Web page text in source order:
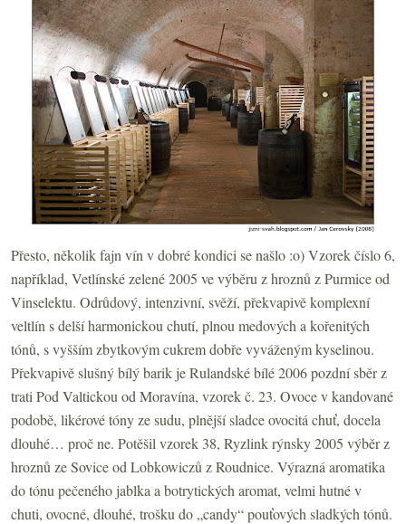
Přesto, několik fajn vín v dobré kondici se našlo :o) Vzorek číslo 6,
například, Vetlínské zelené 2005 ve výběru z hroznů z Purmice od
Vinselektu. Odrůdový, intenzivní, svěží, překvapivě komplexní
veltlín s delší harmonickou chutí, plnou medových a kořenitých
tónů, s vyšším zbytkovým cukrem dobře vyváženým kyselinou.
Překvapivě slušný bílý barik je Rulandské bílé 2006 pozdní sběr z
trati Pod Valtickou od Moravína, vzorek č. 23. Ovoce v kandované
podobě, likérové tóny ze sudu, plnější sladce ovocitá chuť, docela
dlouhé… proč ne. Potěšil vzorek 38, Ryzlink rýnsky 2005 výběr z
hroznů ze Sovice od Lobkowiczů z Roudnice. Výrazná aromatika
do tónu pečeného jablka a botrytických aromat, velmi hutné v
chuti, ovocné, dlouhé, trošku do „candy“ pouťových sladkých tónů.